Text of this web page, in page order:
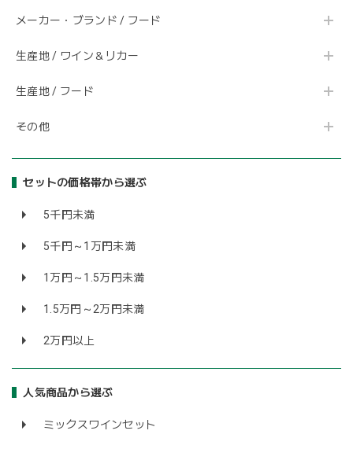
メーカー・ブランド / フード
生産地 / ワイン＆リカー
生産地 / フード
その他
セットの価格帯から選ぶ
5千円未満
5千円～1万円未満
1万円～1.5万円未満
1.5万円～2万円未満
2万円以上
人気商品から選ぶ
ミックスワインセット